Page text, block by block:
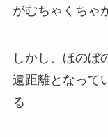
がむちゃくちゃ
しかし、ほのぼ
遠距離となって
る